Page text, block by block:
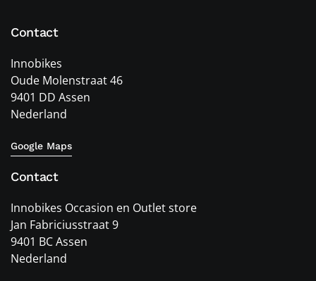
Contact
Innobikes
Oude Molenstraat 46
9401 DD Assen
Nederland
Google Maps
Contact
Innobikes Occasion en Outlet store
Jan Fabriciusstraat 9
9401 BC Assen
Nederland